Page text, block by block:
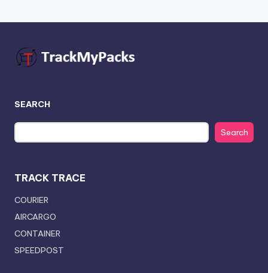
SEARCH
Search
TRACK TRACE
COURIER
AIRCARGO
CONTAINER
SPEEDPOST